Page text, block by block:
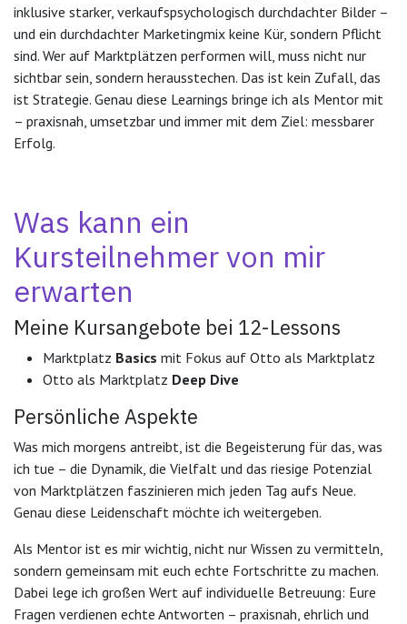
inklusive starker, verkaufspsychologisch durchdachter Bilder –
und ein durchdachter Marketingmix keine Kür, sondern Pflicht
sind. Wer auf Marktplätzen performen will, muss nicht nur
sichtbar sein, sondern herausstechen. Das ist kein Zufall, das
ist Strategie. Genau diese Learnings bringe ich als Mentor mit
– praxisnah, umsetzbar und immer mit dem Ziel: messbarer
Erfolg.
Was kann ein
Kursteilnehmer von mir
erwarten
Meine Kursangebote bei 12-Lessons
Marktplatz Basics mit Fokus auf Otto als Marktplatz
Otto als Marktplatz Deep Dive
Persönliche Aspekte
Was mich morgens antreibt, ist die Begeisterung für das, was
ich tue – die Dynamik, die Vielfalt und das riesige Potenzial
von Marktplätzen faszinieren mich jeden Tag aufs Neue.
Genau diese Leidenschaft möchte ich weitergeben.
Als Mentor ist es mir wichtig, nicht nur Wissen zu vermitteln,
sondern gemeinsam mit euch echte Fortschritte zu machen.
Dabei lege ich großen Wert auf individuelle Betreuung: Eure
Fragen verdienen echte Antworten – praxisnah, ehrlich und